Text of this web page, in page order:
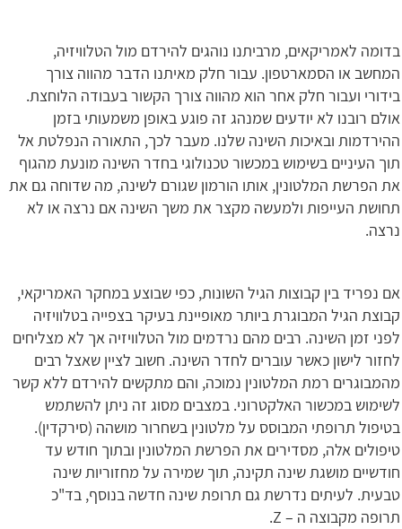
בדומה לאמריקאים, מרביתנו נוהגים להירדם מול הטלוויזיה,
המחשב או הסמארטפון. עבור חלק מאיתנו הדבר מהווה צורך
בידורי ועבור חלק אחר הוא מהווה צורך הקשור בעבודה הלוחצת.
אולם רובנו לא יודעים שמנהג זה פוגע באופן משמעותי בזמן
ההירדמות ובאיכות השינה שלנו. מעבר לכך, התאורה הנפלטת אל
תוך העיניים בשימוש במכשור טכנולוגי בחדר השינה מונעת מהגוף
את הפרשת המלטונין, אותו הורמון שגורם לשינה, מה שדוחה גם את
תחושת העייפות ולמעשה מקצר את משך השינה אם נרצה או לא
נרצה.
אם נפריד בין קבוצות הגיל השונות, כפי שבוצע במחקר האמריקאי,
קבוצת הגיל המבוגרת ביותר מאופיינת בעיקר בצפייה בטלוויזיה
לפני זמן השינה. רבים מהם נרדמים מול הטלוויזיה אך לא מצליחים
לחזור לישון כאשר עוברים לחדר השינה. חשוב לציין שאצל רבים
מהמבוגרים רמת המלטונין נמוכה, והם מתקשים להירדם ללא קשר
לשימוש במכשור האלקטרוני. במצבים מסוג זה ניתן להשתמש
בטיפול תרופתי המבוסס על מלטונין בשחרור מושהה (סירקדין).
טיפולים אלה, מסדירים את הפרשת המלטונין ובתוך חודש עד
חודשיים מושגת שינה תקינה, תוך שמירה על מחזוריות שינה
טבעית. לעיתים נדרשת גם תרופת שינה חדשה בנוסף, בד"כ
תרופה מקבוצה ה – Z.